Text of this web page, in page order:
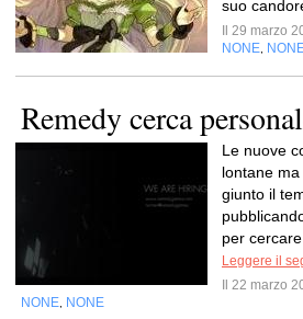
suo
Il 29 marzo
NONE
Remedy cerca
Le nuove
lontane
giunto il
per
Leggere il
Il 22 marzo
NONE NONE